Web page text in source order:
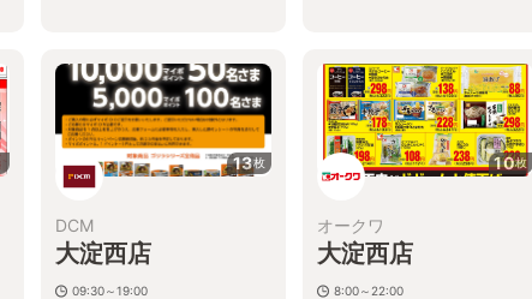
13枚
DCM
大淀西店
09:30～19:00
10枚
オークワ
大淀西店
8:00～22:00